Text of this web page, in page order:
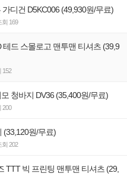
디건 D5KC006 (49,930원/무료)
회 169
드 스몰로고 맨투맨 티셔츠 (39,9
152
청바지 DV36 (35,400원/무료)
200
(33,120원/무료)
회 202
TTT 빅 프린팅 맨투맨 티셔츠 (29,